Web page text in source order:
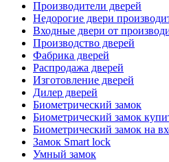
Производители дверей
Недорогие двери
Входные двери от
Производство дверей
Фабрика дверей
Распродажа дверей
Изготовление дверей
Дилер дверей
Биометрический замок
Биометрический замок
Биометрический замок на
Замок Smart lock
Умный замок